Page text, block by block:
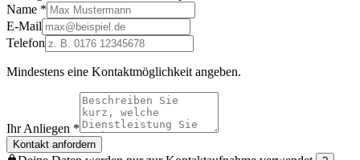
Name *
E-Mail
Telefon
Mindestens eine Kontaktmöglichkeit angeben.
Ihr Anliegen *
Kontakt anfordern